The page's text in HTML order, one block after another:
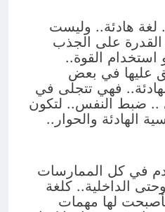
لغة هادئة.. وليست
على الجذب
استخدام القوة..
عليها في بعض
فهي تتجلى في
.. ضبط النفس.. لتكون
الهادئة والحوار..
في كل الممارسات
الداخلية.. كلغة
لها مهمات